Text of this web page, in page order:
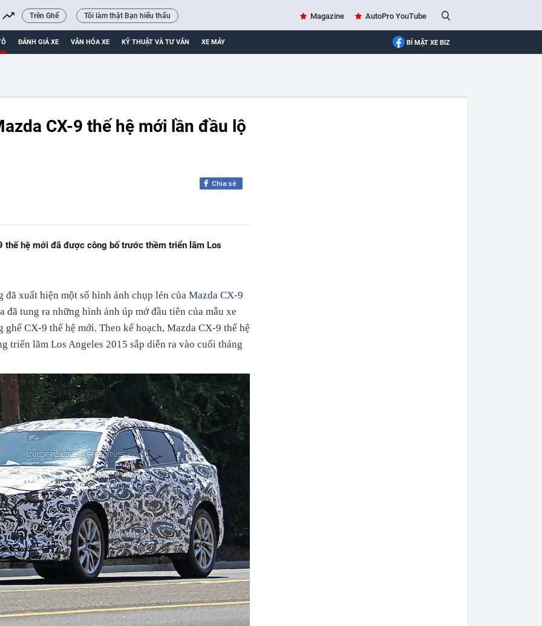
Trên Ghế Tôi làm thật Bạn hiểu thấu Magazine AutoPro YouTube
ĐÁNH GIÁ XE VĂN HÓA XE KỸ THUẬT VÀ TƯ VẤN XE MÁY BÍ MẬT XE BIZ
CX-9 thế hệ mới lần đầu lộ
Chia sẻ
thế hệ mới đã được công bố trước thềm triển lãm Los
xuất hiện một số hình ảnh chụp lén của Mazda CX-9
đã tung ra những hình ảnh úp mở đầu tiên của mẫu xe
ghế CX-9 thế hệ mới. Theo kế hoạch, Mazda CX-9 thế hệ
triển lãm Los Angeles 2015 sắp diễn ra vào cuối tháng